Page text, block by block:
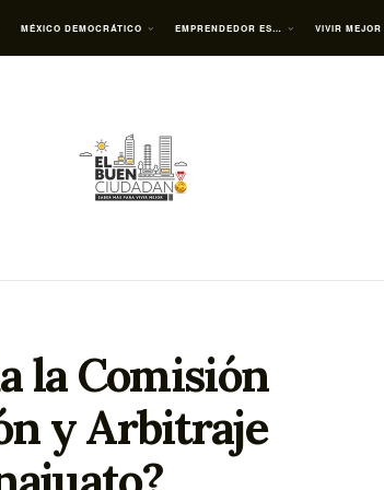
MÉXICO DEMOCRÁTICO EMPRENDEDOR ES… VIVIR MEJOR
la Comisión
y Arbitraje